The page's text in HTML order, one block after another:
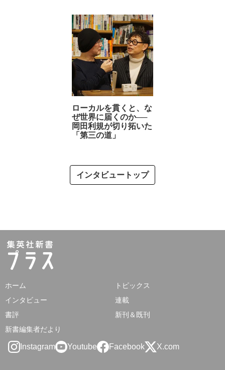
ローカルを貫くと、な
ぜ世界に届くのか──
岡田利規が切り拓いた
「第三の道」
インタビュートップ
ホーム
トピックス
インタビュー
連載
書評
新刊＆既刊
新書編集者だより
Instagram Youtube Facebook X.com